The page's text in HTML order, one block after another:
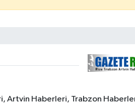
Artvin Haberleri, Trabzon